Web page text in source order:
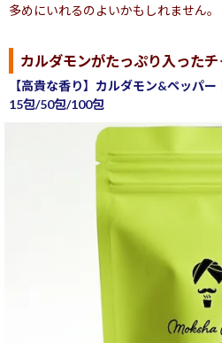
多めにいれるのよいかもしれません。
カルダモンがたっぷり入った
【高貴な香り】カルダモン&ペッパ
15包/50包/100包